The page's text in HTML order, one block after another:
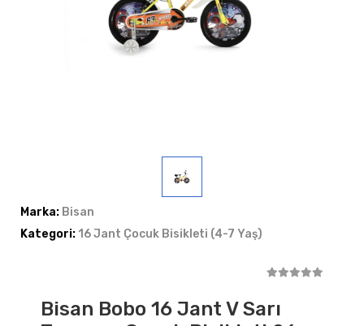
Marka: Bisan
Kategori: 16 Jant Çocuk Bisikleti (4-7 Yaş)
Bisan Bobo 16 Jant V Sarı